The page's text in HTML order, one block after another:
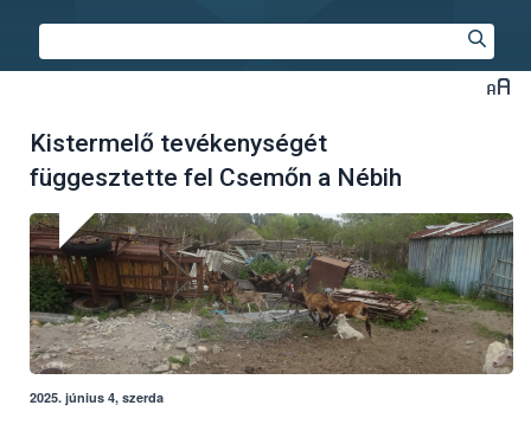
Kistermelő tevékenységét
függesztette fel Csemőn a Nébih
2025. június 4, szerda